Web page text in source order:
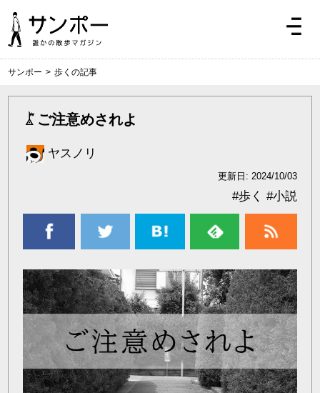
サンポー > 歩くの記事
ご注意めされよ
ヤスノリ
更新日: 2024/10/03
#小説
#歩く